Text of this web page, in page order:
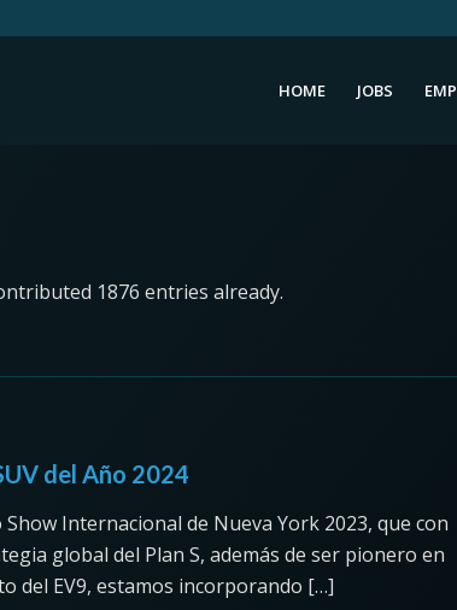
HOME JOBS
1876 entries already.
del Año 2024
Internacional de Nueva York 2023, que con
global del Plan S, además de ser pionero en
del EV9, estamos incorporando […]